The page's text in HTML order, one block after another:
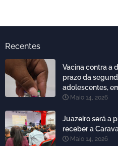
Recentes
Vacina contra a
prazo da
adolescentes,
Maio 14, 2026
Juazeiro será a
receber a
Maio 14, 2026